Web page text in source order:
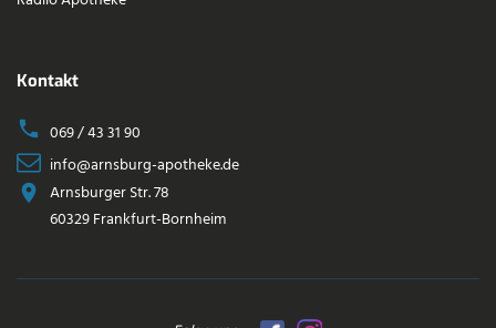
Kontakt
069 / 43 31 90
info@arnsburg-apotheke.de
Arnsburger Str. 78
60329 Frankfurt-Bornheim